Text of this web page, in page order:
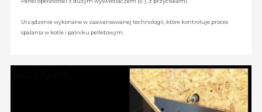
Urządzenie wykonane w zaawansowanej technologii, które kontroluje proces
spalania w kotle i palniku pelletowym.
ciśnieniowym, zapalarką, pompą c.o., pompą c.w.u., czujnikiem poziomu
paliwa, pompą kotłową/bufora, mieszaczem obwodu grzewczego - moduł B
(opcja), pompą cyrkulacyjną - moduł B (opcja), buforem - moduł B (opcja),
dodatkowymi dwoma zaworami mieszającymi - moduł B (opcja),